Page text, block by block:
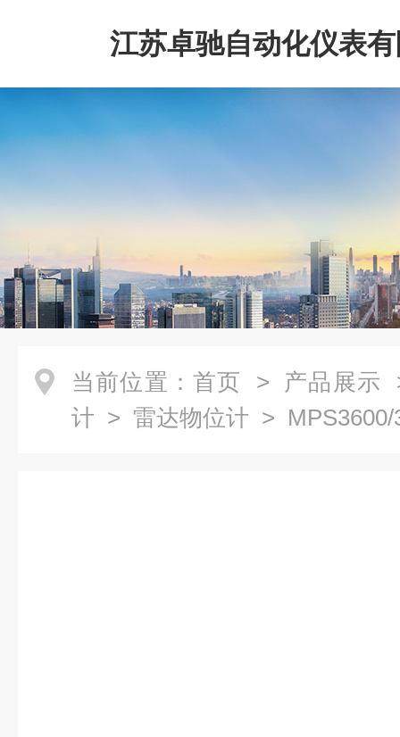
江苏卓驰自动化仪表
当前位置： 首页 > 产品展示
计 > 雷达物位计 > MPS3600/